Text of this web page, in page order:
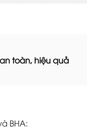
toàn, hiệu quả
BHA: